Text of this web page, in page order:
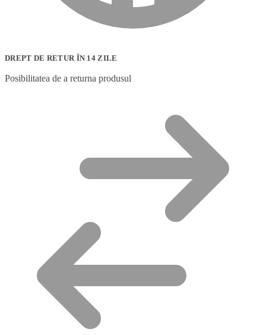
DREPT DE RETUR ÎN 14 ZILE
Posibilitatea de a returna produsul